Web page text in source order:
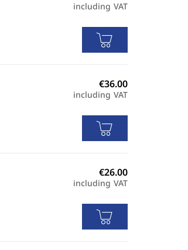
including VAT
including VAT
including VAT